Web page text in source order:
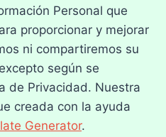
Personal que
proporcionar y mejorar
ni compartiremos su
según se
de Privacidad. Nuestra
creada con la ayuda
Generator.